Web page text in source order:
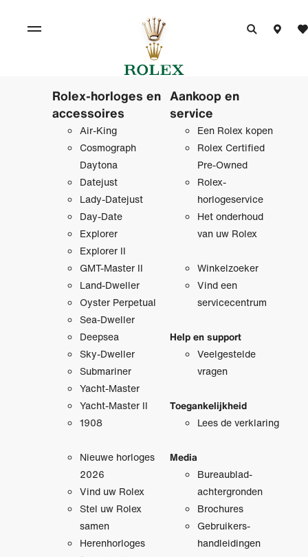
Rolex-horloges en
accessoires
Air-King
Cosmograph
Daytona
Datejust
Lady-Datejust
Day-Date
Explorer
Explorer II
GMT-Master II
Land-Dweller
Oyster Perpetual
Sea-Dweller
Deepsea
Sky-Dweller
Submariner
Yacht-Master
Yacht-Master II
1908
Nieuwe horloges
2026
Vind uw Rolex
Stel uw Rolex
samen
Herenhorloges
Aankoop en
service
Een Rolex kopen
Rolex Certified
Pre‑Owned
Rolex-
horlogeservice
Het onderhoud
van uw Rolex
Winkelzoeker
Vind een
servicecentrum
Help en support
Veelgestelde
vragen
Toegankelijkheid
Lees de verklaring
Media
Bureaublad­
achtergronden
Brochures
Gebruikers­
handleidingen